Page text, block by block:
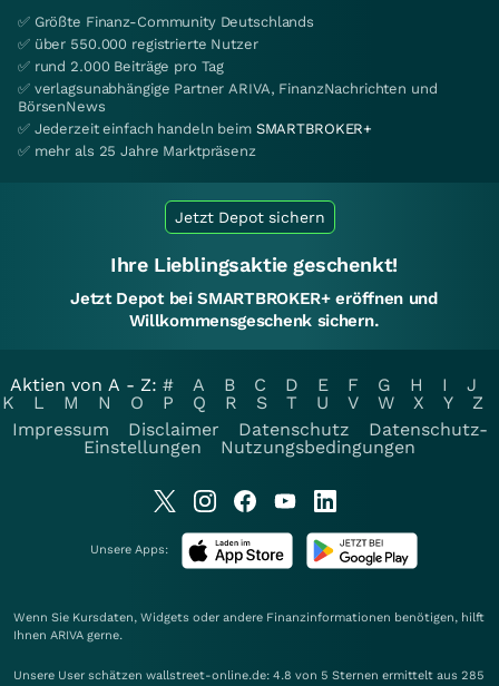
✅ Größte Finanz-Community Deutschlands
✅ über 550.000 registrierte Nutzer
✅ rund 2.000 Beiträge pro Tag
✅ verlagsunabhängige Partner ARIVA, FinanzNachrichten und
BörsenNews
✅ Jederzeit einfach handeln beim SMARTBROKER+
✅ mehr als 25 Jahre Marktpräsenz
Jetzt Depot sichern
Ihre Lieblingsaktie geschenkt!
Jetzt Depot bei SMARTBROKER+ eröffnen und
Willkommensgeschenk sichern.
Aktien von A - Z: # A B C D E F G H I
J
K
L M N O P Q R S T U V W X Y
Z
Impressum
Disclaimer Datenschutz
Datenschutz-
Einstellungen
Nutzungsbedingungen
Unsere Apps:
Wenn Sie Kursdaten, Widgets oder andere Finanzinformationen benötigen, hilft
Ihnen ARIVA gerne.
Unsere User schätzen wallstreet-online.de: 4.8 von 5 Sternen ermittelt aus 285